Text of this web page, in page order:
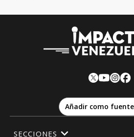
Añadir como
SECCIONES